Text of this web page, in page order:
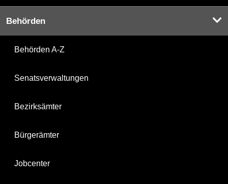
Behörden
Behörden A-Z
Senatsverwaltungen
Bezirksämter
Bürgerämter
Jobcenter